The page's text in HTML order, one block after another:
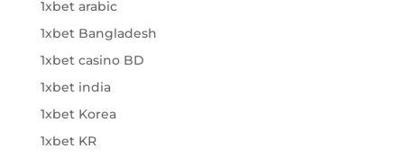
1xbet arabic
1xbet Bangladesh
1xbet casino BD
1xbet india
1xbet Korea
1xbet KR